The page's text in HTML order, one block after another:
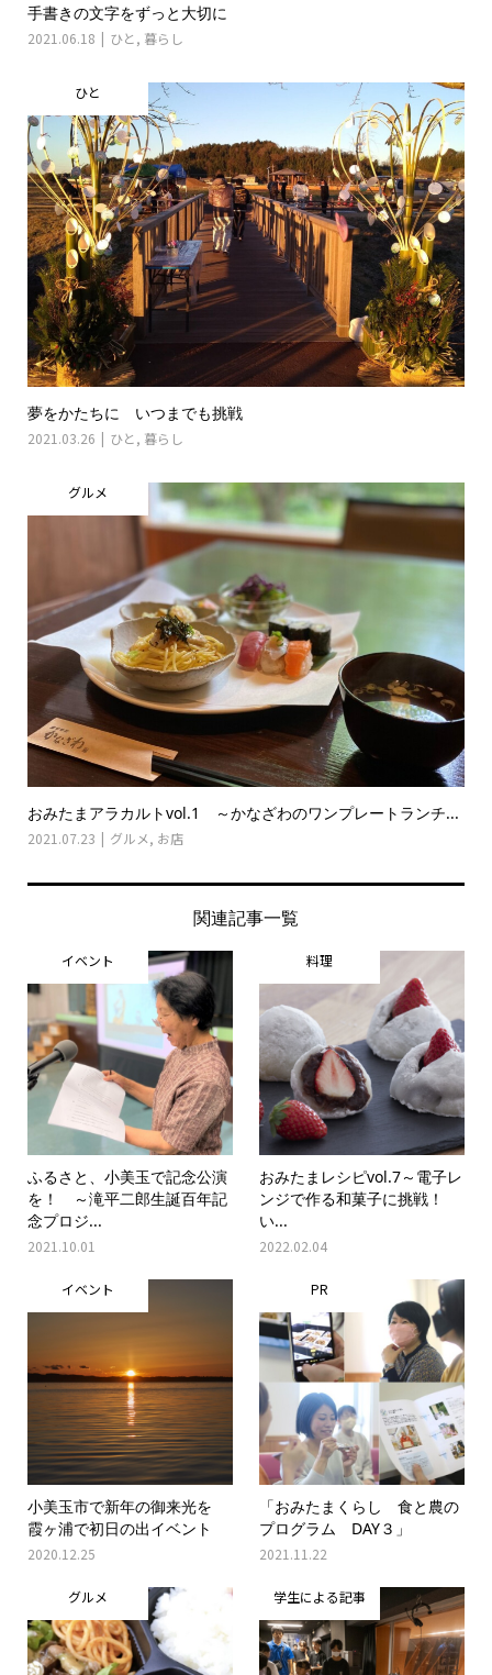
手書きの文字をずっと大切に
2021.06.18 ひと , 暮らし
ひと
夢をかたちに いつまでも挑戦
2021.03.26 ひと , 暮らし
グルメ
おみたまアラカルトvol.1 ～かなざわのワンプレートランチ...
2021.07.23 グルメ, お店
関連記事一覧
イベント
ふるさと、小美玉で記念公演
を！ ～滝平二郎生誕百年記
念プロジ...
2021.10.01
料理
おみたまレシピvol.7～電子レ
ンジで作る和菓子に挑戦！
い...
2022.02.04
イベント
小美玉市で新年の御来光を
霞ヶ浦で初日の出イベント
2020.12.25
PR
「おみたまくらし 食と農の
プログラム DAY３」
2021.11.22
グルメ 学生による記事